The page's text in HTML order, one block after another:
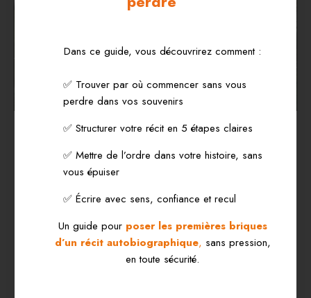
L’écriture autobiographique n’est pas
seulement un outil de compréhension ;
elle est aussi un acte decréation.
Transformer une douleur en récit, c’est
beauté, en œuvre.
Freud voyait dans lasublimationun des
mécanismes les plus féconds de la vie
psychique : elle permet de détourner une
Dans ce guide, vous découvrirez comment :
✅ Trouver par où commencer sans vous
perdre dans vos souvenirs
✅ Structurer votre récit en 5 étapes claires
✅ Mettre de l’ordre dans votre histoire, sans
vous épuiser
✅ Écrire avec sens, confiance et recul
Un guide pour poser les premières briques
d’un récit autobiographique, sans pression,
en toute sécurité.